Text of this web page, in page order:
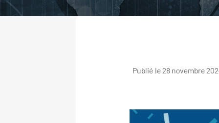
Publié le 28 novembre